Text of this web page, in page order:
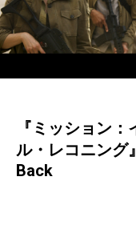
『ミッション
ル・レコニング
Back